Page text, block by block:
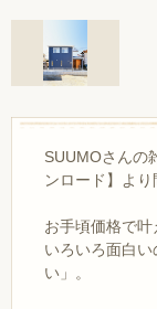
SUUMOさんの
ンロード】より
お手頃価格で
いろいろ面白
い」。